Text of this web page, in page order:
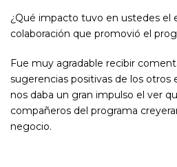
¿Qué impacto tuvo en ustedes el
colaboración que promovió el
Fue muy agradable recibir
sugerencias positivas de los otros
nos daba un gran impulso el ver
compañeros del programa
negocio.